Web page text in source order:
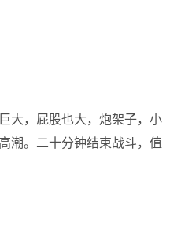
大，屁股也大，炮架子，小
潮。二十分钟结束战斗，值